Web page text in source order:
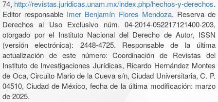
74, http://revistas.juridicas.unam.mx/index.php/hechos-y-derechos.
Editor responsable Imer Benjamín Flores Mendoza. Reserva de
Derechos al Uso Exclusivo núm. 04-2014-052217121400-203,
otorgado por el Instituto Nacional del Derecho de Autor, ISSN
(versión electrónica): 2448-4725. Responsable de la última
actualización de este número: Coordinación de Revistas del
Instituto de Investigaciones Jurídicas, Ricardo Hernández Montes
de Oca, Circuito Mario de la Cueva s/n, Ciudad Universitaria, C. P.
04510, Ciudad de México, fecha de la última modificación: marzo
de 2025.